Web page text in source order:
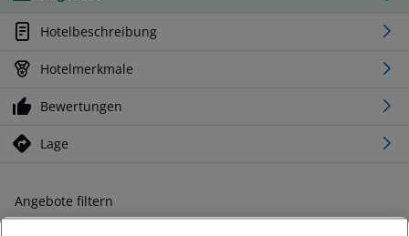
Hotelbeschreibung
Hotelmerkmale
Bewertungen
Lage
Angebote filtern
Ändern Sie Ihre Kriterien nach Ihren Wünschen